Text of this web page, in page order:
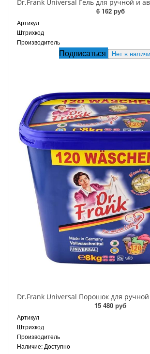
6 162 руб
Артикул
Штрихкод
Производитель
Подписаться Нет в
15 480 руб
Артикул
Штрихкод
Производитель
Наличие: Доступно